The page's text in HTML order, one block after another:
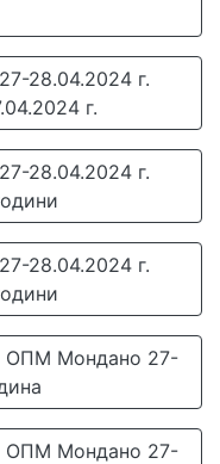
28.04.2024 г.
г.
28.04.2024 г.
28.04.2024 г.
ОПМ Мондано 27-
ОПМ Мондано 27-